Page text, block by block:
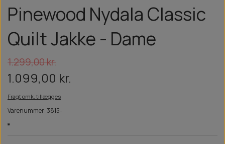
Pinewood Nydala Classic
Quilt Jakke - Dame
1.299,00 kr.
1.099,00 kr.
Fragt omk. tillægges
Varenummer: 3815-